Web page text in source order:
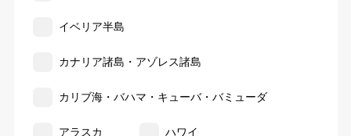
イベリア半島
カナリア諸島・アゾレス諸島
カリブ海・バハマ・キューバ・バミューダ
アラスカ ハワイ